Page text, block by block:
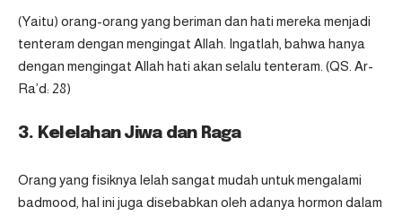
(Yaitu) orang-orang yang beriman dan hati mereka menjadi
tenteram dengan mengingat Allah. Ingatlah, bahwa hanya
dengan mengingat Allah hati akan selalu tenteram. (QS. Ar-
Ra’d: 28)
3. Kelelahan Jiwa dan Raga
Orang yang fisiknya lelah sangat mudah untuk mengalami
badmood, hal ini juga disebabkan oleh adanya hormon dalam